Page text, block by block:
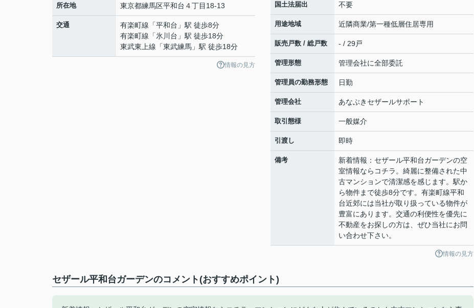
所在地 東京都練馬区平和台 ４丁目18-13
交通 有楽町線 「平和台 」駅 徒歩8分
有楽町線 「氷川台 」駅 徒歩18分
東武東上線 「東武練馬 」駅 徒歩18分
情報の見方
国土法届出 不要
用途地域 近隣商業/第一種低層住居専用
販売戸数 / 総戸数 - / 29戸
管理形態 管理会社に全部委託
管理員の勤務形態 日勤
管理会社 あなぶきセザールサポート
取引態様 一般媒介
引渡し 即時
備考
新着情報：セザール平和台ガーデンの空
室情報ならコチラ。綺麗に整備された中
古マンションで清潔感を感じます。駅か
ら物件まで徒歩8分です。有楽町線平和
台近郊には当社が取り扱っている物件が
豊富にあります。交通の利便性を優先に
不動産をお探しの方は、ぜひ当社にお問
い合わせ下さい。
情報の見方
セザール平和台ガーデンのコメント(おすすめポイント)